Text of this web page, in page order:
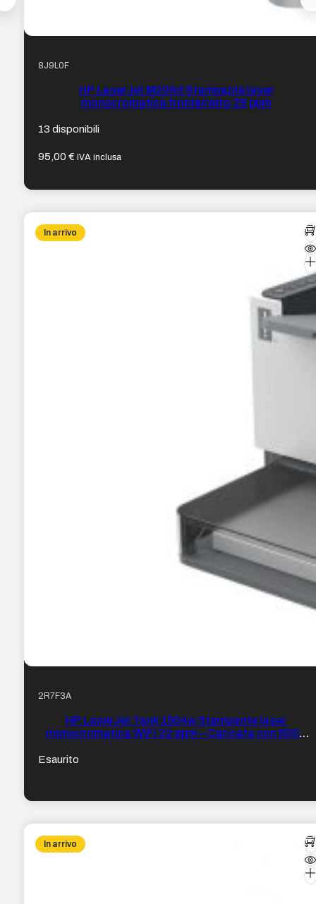
8J9L0F
HP LaserJet M209d Stampante laser
monocromatica fronte/retro 29 ppm
13 disponibili
95,00€ IVA inclusa
In arrivo
2R7F3A
HP LaserJet Tank 1504w Stampante laser
monocromatica WiFi 22 ppm – Caricata con 5000
Esaurito
In arrivo